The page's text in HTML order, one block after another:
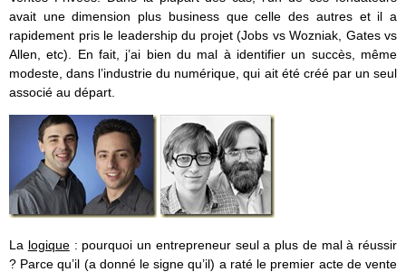
avait une dimension plus business que celle des autres et il a
rapidement pris le leadership du projet (Jobs vs Wozniak, Gates vs
Allen, etc). En fait, j’ai bien du mal à identifier un succès, même
modeste, dans l’industrie du numérique, qui ait été créé par un seul
associé au départ.
La logique: pourquoi un entrepreneur seul a plus de mal à réussir
? Parce qu’il (a donné le signe qu’il) a raté le premier acte de vente